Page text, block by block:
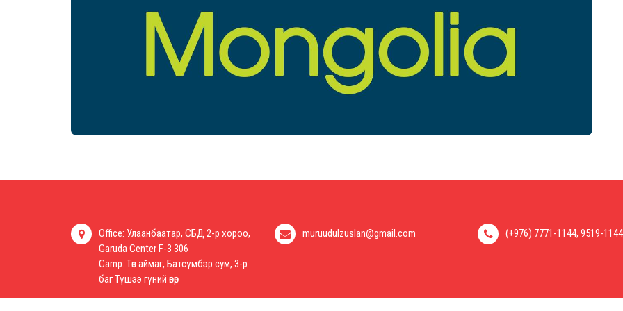
Office: Улаанбаатар, СБД 2-р хороо,
Garuda Center F-3 306
Camp: Төв аймаг, Батсүмбэр сум, 3-р
баг Түшээ гүний өвөр
muruudulzuslan@gmail.com (+976) 7771-1144, 9519-1144